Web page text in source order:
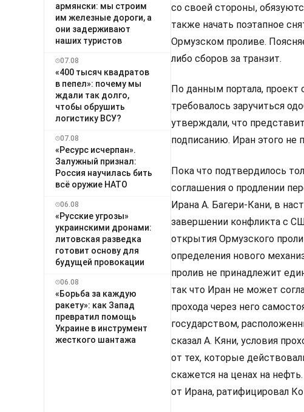
армянски: мы строим
им железные дороги, а
они задерживают
наших туристов
07.08
«400 тысяч квадратов
в пепел»: почему мы
ждали так долго,
чтобы обрушить
логистику ВСУ?
07.08
«Ресурс исчерпан».
Залужный признал:
Россия научилась бить
всё оружие НАТО
06.08
«Русские угрозы»
украинскими дронами:
литовская разведка
готовит основу для
будущей провокации
06.08
«Борьба за каждую
ракету»: как Запад
превратил помощь
Украине в инструмент
жесткого шантажа
со своей стороны,
также начать поэтапное
Ормузском проливе.
либо сборов за транзит.
По данным портала, проект
требовалось заручиться
утверждали, что
подписанию. Иран этого не
Пока что подтвердилось
соглашения о продлении
Ирана А. Багери-Кани, в
завершении конфликта с
открытия Ормузского
определения нового
пролив не принадлежит
так что Иран не может
прохода через него
государством,
сказал А. Кяни, условия
от тех, которые
скажется на ценах на
от Ирана, ратифицировал